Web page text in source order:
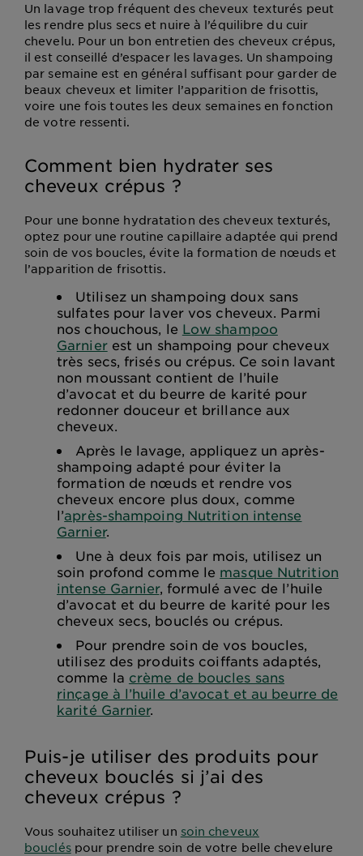
Un lavage trop fréquent des cheveux texturés peut
les rendre plus secs et nuire à l’équilibre du cuir
chevelu. Pour un bon entretien des cheveux crépus,
il est conseillé d’espacer les lavages. Un shampoing
par semaine est en général suffisant pour garder de
beaux cheveux et limiter l’apparition de frisottis,
voire une fois toutes les deux semaines en fonction
de votre ressenti.
Comment bien hydrater ses
cheveux crépus ?
Pour une bonne hydratation des cheveux texturés,
optez pour une routine capillaire adaptée qui prend
soin de vos boucles, évite la formation de nœuds et
l’apparition de frisottis.
Utilisez un shampoing doux sans
sulfates pour laver vos cheveux. Parmi
nos chouchous, le Low shampoo
Garnierest un shampoing pour cheveux
très secs, frisés ou crépus. Ce soin lavant
non moussant contient de l’huile
d’avocat et du beurre de karité pour
redonner douceur et brillance aux
cheveux.
Après le lavage, appliquez un après-
shampoing adapté pour éviter la
formation de nœuds et rendre vos
cheveux encore plus doux, comme
l’après-shampoing Nutrition intense
Garnier.
Une à deux fois par mois, utilisez un
soin profond comme le masque Nutrition
intense Garnier, formulé avec de l’huile
d’avocat et du beurre de karité pour les
cheveux secs, bouclés ou crépus.
Pour prendre soin de vos boucles,
utilisez des produits coiffants adaptés,
comme la crème de boucles sans
rinçage à l’huile d’avocat et au beurre de
karité Garnier.
Puis-je utiliser des produits pour
cheveux bouclés si j’ai des
cheveux crépus ?
Vous souhaitez utiliser un soin cheveux
boucléspour prendre soin de votre belle chevelure